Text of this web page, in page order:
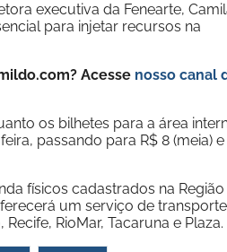
executiva da Fenearte,
para injetar recursos na
Acesse nosso canal
os bilhetes para a área
passando para R$ 8 (meia) e
físicos cadastrados na Região
um serviço de transporte
RioMar, Tacaruna e Plaza.